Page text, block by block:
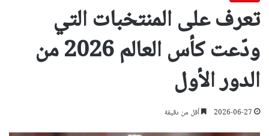
تعرف على المنتخبات التي
ودّعت كأس العالم 2026 من
الدور الأول
2026-06-27 أقل من دقيقة